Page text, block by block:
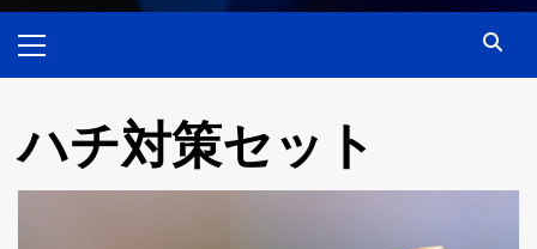
Menu
ハチ対策セット